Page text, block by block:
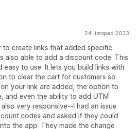
24 listopad 2023
to create links that added specific
also able to add a discount code. This
easy to use. It lets you build links with
to clear the cart for customers so
your link are added, the option to
and even the ability to add UTM
very responsive--I had an issue
codes and asked if they could
the app. They made the change